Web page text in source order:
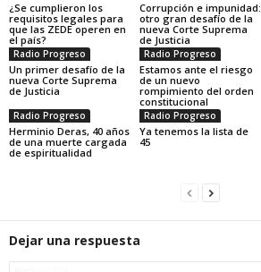
¿Se cumplieron los
requisitos legales para
que las ZEDE operen en
el país?
Corrupción e impunidad:
otro gran desafío de la
nueva Corte Suprema
de Justicia
Radio Progreso
Un primer desafío de la
nueva Corte Suprema
de Justicia
Radio Progreso
Estamos ante el riesgo
de un nuevo
rompimiento del orden
constitucional
Radio Progreso
Herminio Deras, 40 años
de una muerte cargada
de espiritualidad
Radio Progreso
Ya tenemos la lista de
45
Dejar una respuesta